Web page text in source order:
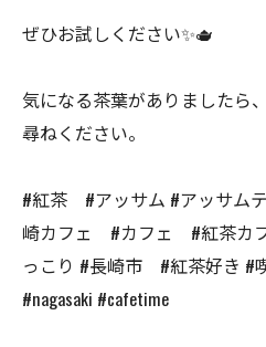
ぜひお試しください✨🫖
気になる茶葉がありましたら
尋ねください。
#紅茶 #アッサム #アッサム
崎カフェ #カフェ #紅茶カ
っこり #長崎市 #紅茶好き #
#nagasaki #cafetime